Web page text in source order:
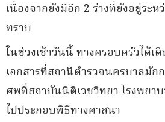
เนื่องจากยังมีอีก 2 ร่างที่ยังอยู่ระ
ทราบ
ในช่วงเช้าวันนี้ ทางครอบครัวได้เ
เอกสารที่สถานีตำรวจนครบาลมัก
ศพที่สถาบันนิติเวชวิทยา โรงพยา
ไปประกอบพิธีทางศาสนา